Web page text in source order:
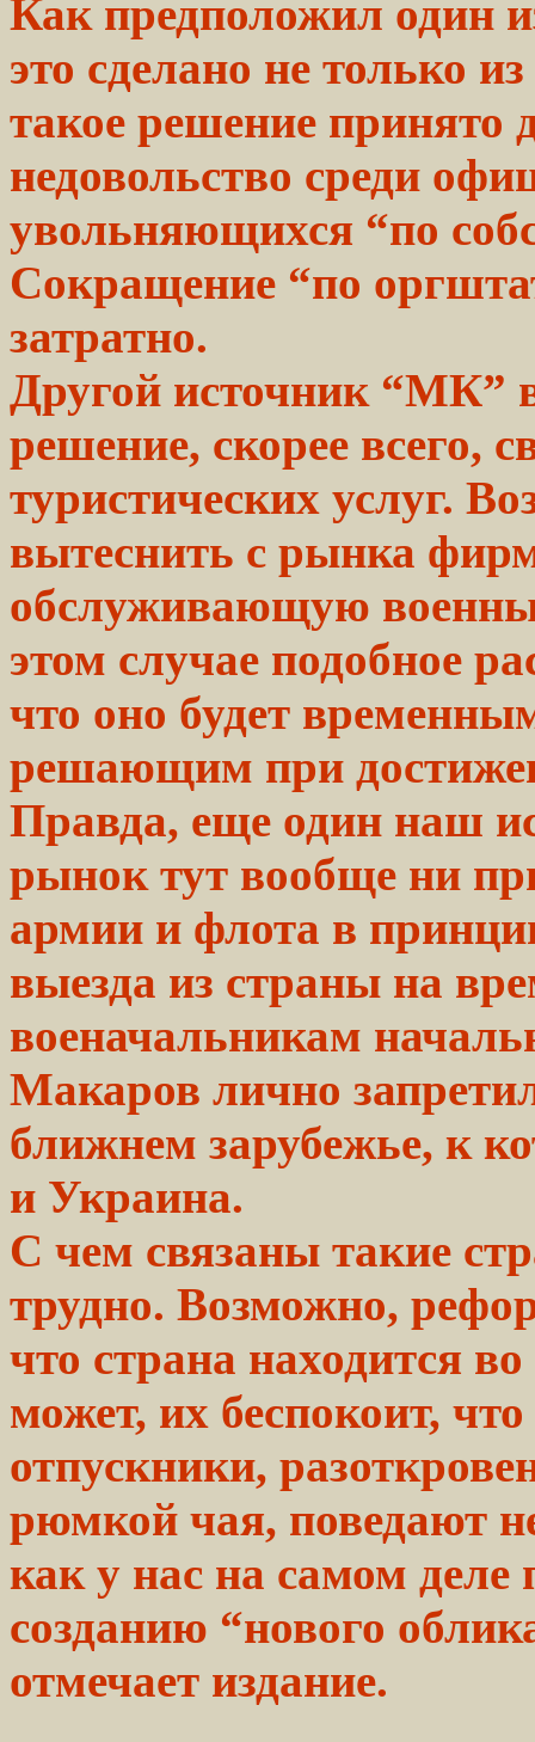
Как предположил один
это сделано не только
такое решение принято
недовольство среди
увольняющихся “по
Сокращение “по
затратно.
Другой источник “МК”
решение, скорее всего,
туристических услуг.
вытеснить с рынка
обслуживающую
этом случае подобное
что оно будет
решающим при
Правда, еще один наш
рынок тут вообще ни
армии и флота в
выезда из страны на
военачальникам
Макаров лично
ближнем зарубежье, к
и Украина.
С чем связаны такие
трудно. Возможно,
что страна находится во
может, их беспокоит, что
отпускники,
рюмкой чая, поведают
как у нас на самом деле
созданию “нового
отмечает издание.